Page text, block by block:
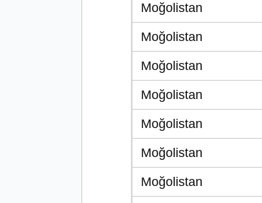
Moğolistan
Moğolistan
Moğolistan
Moğolistan
Moğolistan
Moğolistan
Moğolistan